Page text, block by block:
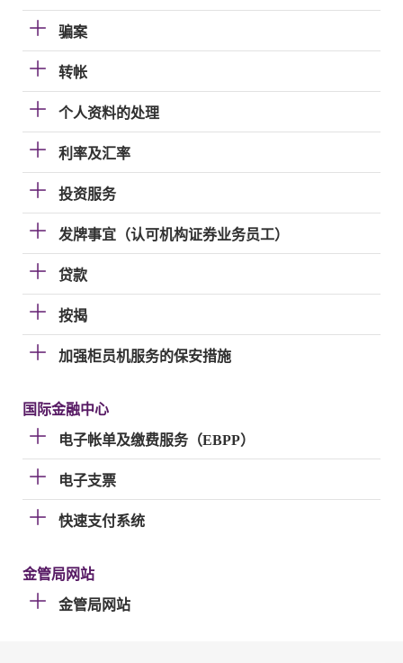
骗案
转帐
个人资料的处理
利率及汇率
投资服务
发牌事宜（认可机构证券业务员工）
贷款
按揭
加强柜员机服务的保安措施
国际金融中心
电子帐单及缴费服务（EBPP）
电子支票
快速支付系统
金管局网站
金管局网站